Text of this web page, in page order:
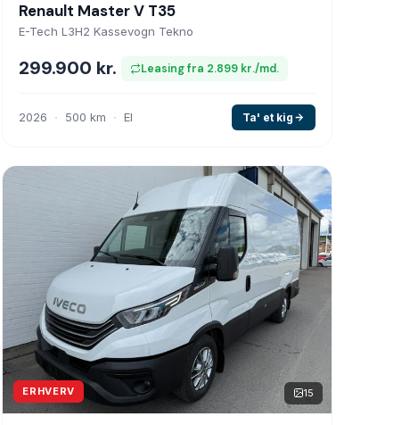
Renault Master V T35
E-Tech L3H2 Kassevogn Tekno
299.900 kr. Leasing fra 2.899 kr./md.
2026 500 km El Ta' et kig
ERHVERV 15